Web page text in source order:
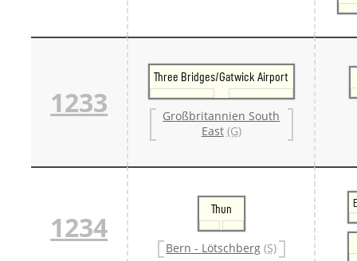
1233
Three Bridges/Gatwick Airport
Großbritannien South
East (G)
1234
Thun
Bern - Lötschberg (S)